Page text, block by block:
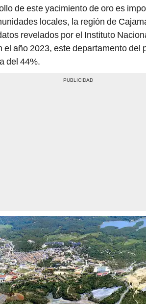
de este yacimiento de oro es
locales, la región de
revelados por el Instituto
el año 2023, este departamento del
del 44%.